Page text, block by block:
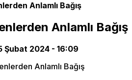
Anlamlı Bağış
Anlamlı Bağış
Şubat 2024 - 16:09